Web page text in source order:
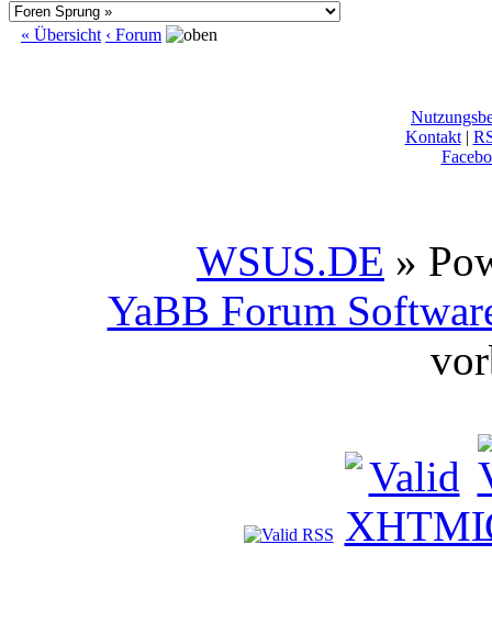
« Übersicht ‹ Forum
Kontakt|
WSUS.DE »
YaBB Forum